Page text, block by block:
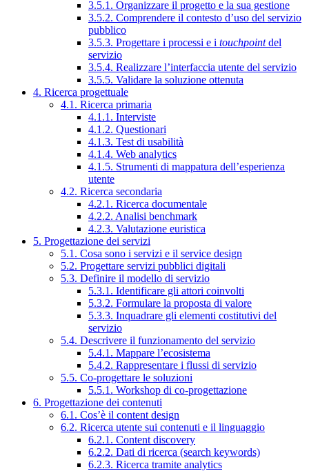
3.5.1. Organizzare il progetto e la sua gestione
3.5.2. Comprendere il contesto d’uso del servizio
pubblico
3.5.3. Progettare i processi e i touchpointdel
servizio
3.5.4. Realizzare l’interfaccia utente del servizio
3.5.5. Validare la soluzione ottenuta
4. Ricerca progettuale
4.1. Ricerca primaria
4.1.1. Interviste
4.1.2. Questionari
4.1.3. Test di usabilità
4.1.4. Web analytics
4.1.5. Strumenti di mappatura dell’esperienza
utente
4.2. Ricerca secondaria
4.2.1. Ricerca documentale
4.2.2. Analisi benchmark
4.2.3. Valutazione euristica
5. Progettazione dei servizi
5.1. Cosa sono i servizi e il service design
5.2. Progettare servizi pubblici digitali
5.3. Definire il modello di servizio
5.3.1. Identificare gli attori coinvolti
5.3.2. Formulare la proposta di valore
5.3.3. Inquadrare gli elementi costitutivi del
servizio
5.4. Descrivere il funzionamento del servizio
5.4.1. Mappare l’ecosistema
5.4.2. Rappresentare i flussi di servizio
5.5. Co-progettare le soluzioni
5.5.1. Workshop di co-progettazione
6. Progettazione dei contenuti
6.1. Cos’è il content design
6.2. Ricerca utente sui contenuti e il linguaggio
6.2.1. Content discovery
6.2.2. Dati di ricerca (search keywords)
6.2.3. Ricerca tramite analytics